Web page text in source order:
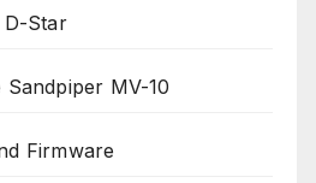
D-Star
MV-10
Firmware